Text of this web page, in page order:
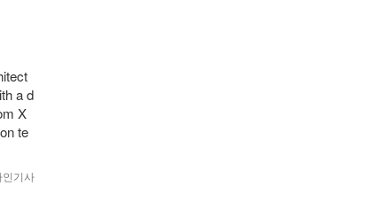
a d
X
te
기사